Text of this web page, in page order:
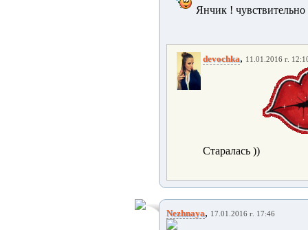
Янчик !
devochka, 11.01.2016 г.
Старалась ))
Nezhnaya, 17.01.2016 г. 17:46